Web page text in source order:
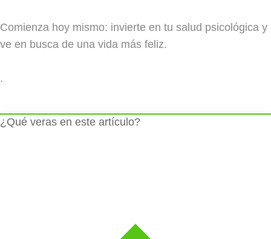
Comienza hoy mismo: invierte en tu salud psicológica y
ve en busca de una vida más feliz.
.
¿Qué veras en este artículo?